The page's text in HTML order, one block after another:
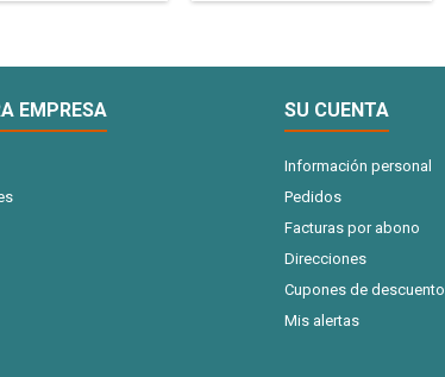
EMPRESA SU CUENTA
Información personal
Pedidos
Facturas por abono
Direcciones
Cupones de descuento
Mis alertas